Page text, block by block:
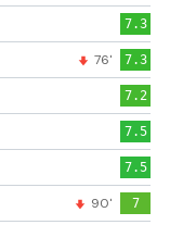
7.3
76' 7.3
7.2
7.5
7.5
90' 7